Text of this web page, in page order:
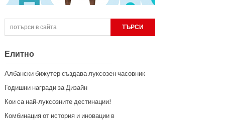
Елитно
Албански бижутер създава луксозен часовник
Годишни награди за Дизайн
Кои са най-луксозните дестинации!
Комбинация от история и иновации в